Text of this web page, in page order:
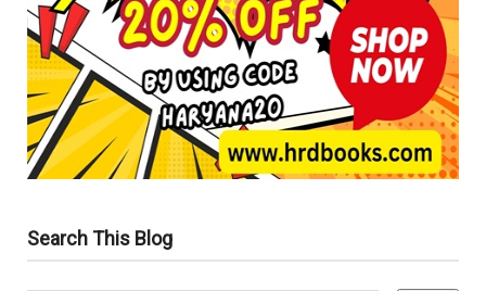
Search This Blog